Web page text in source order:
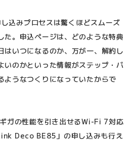
込みプロセスは驚くほどスムーズ
た。申込ページは、どのような特典
はいつになるのか、万が一、解約し
いのかといった情報がステップ・バ
ようなつくりになっていたからで
ガの性能を引き出せるWi-Fi 7対応
Deco BE85」の申し込みも行え